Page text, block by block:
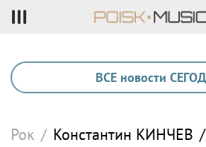
ВСЕ новости
Рок / Константин КИНЧЕВ /